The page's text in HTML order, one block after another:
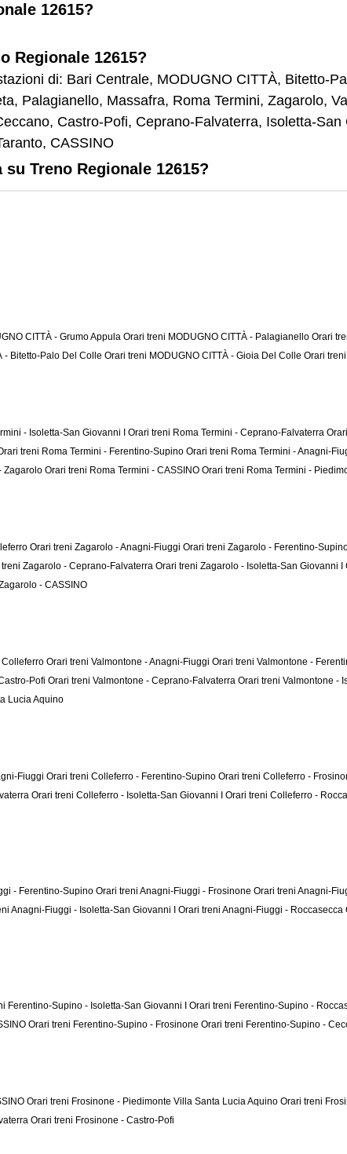
12615?
Regionale 12615?
di: Bari Centrale, MODUGNO CITTÀ, Bitetto-
Palagianello, Massafra, Roma Termini, Zagarolo,
Castro-Pofi, Ceprano-Falvaterra, Isoletta-
CASSINO
Treno Regionale 12615?
CITTÀ - Grumo Appula Orari treni MODUGNO CITTÀ - Palagianello Orari
- Bitetto-Palo Del Colle Orari treni MODUGNO CITTÀ - Gioia Del Colle Orari
- Isoletta-San Giovanni I Orari treni Roma Termini - Ceprano-Falvaterra
treni Roma Termini - Ferentino-Supino Orari treni Roma Termini - Anagni-
Zagarolo Orari treni Roma Termini - CASSINO Orari treni Roma Termini -
Orari treni Zagarolo - Anagni-Fiuggi Orari treni Zagarolo - Ferentino-
treni Zagarolo - Ceprano-Falvaterra Orari treni Zagarolo - Isoletta-San Giovanni I
- CASSINO
Colleferro Orari treni Valmontone - Anagni-Fiuggi Orari treni Valmontone -
Pofi Orari treni Valmontone - Ceprano-Falvaterra Orari treni Valmontone -
Lucia Aquino
Fiuggi Orari treni Colleferro - Ferentino-Supino Orari treni Colleferro -
Orari treni Colleferro - Isoletta-San Giovanni I Orari treni Colleferro -
- Ferentino-Supino Orari treni Anagni-Fiuggi - Frosinone Orari treni Anagni-
Anagni-Fiuggi - Isoletta-San Giovanni I Orari treni Anagni-Fiuggi - Roccasecca
Ferentino-Supino - Isoletta-San Giovanni I Orari treni Ferentino-Supino -
Orari treni Ferentino-Supino - Frosinone Orari treni Ferentino-Supino -
Orari treni Frosinone - Piedimonte Villa Santa Lucia Aquino Orari treni
Orari treni Frosinone - Castro-Pofi